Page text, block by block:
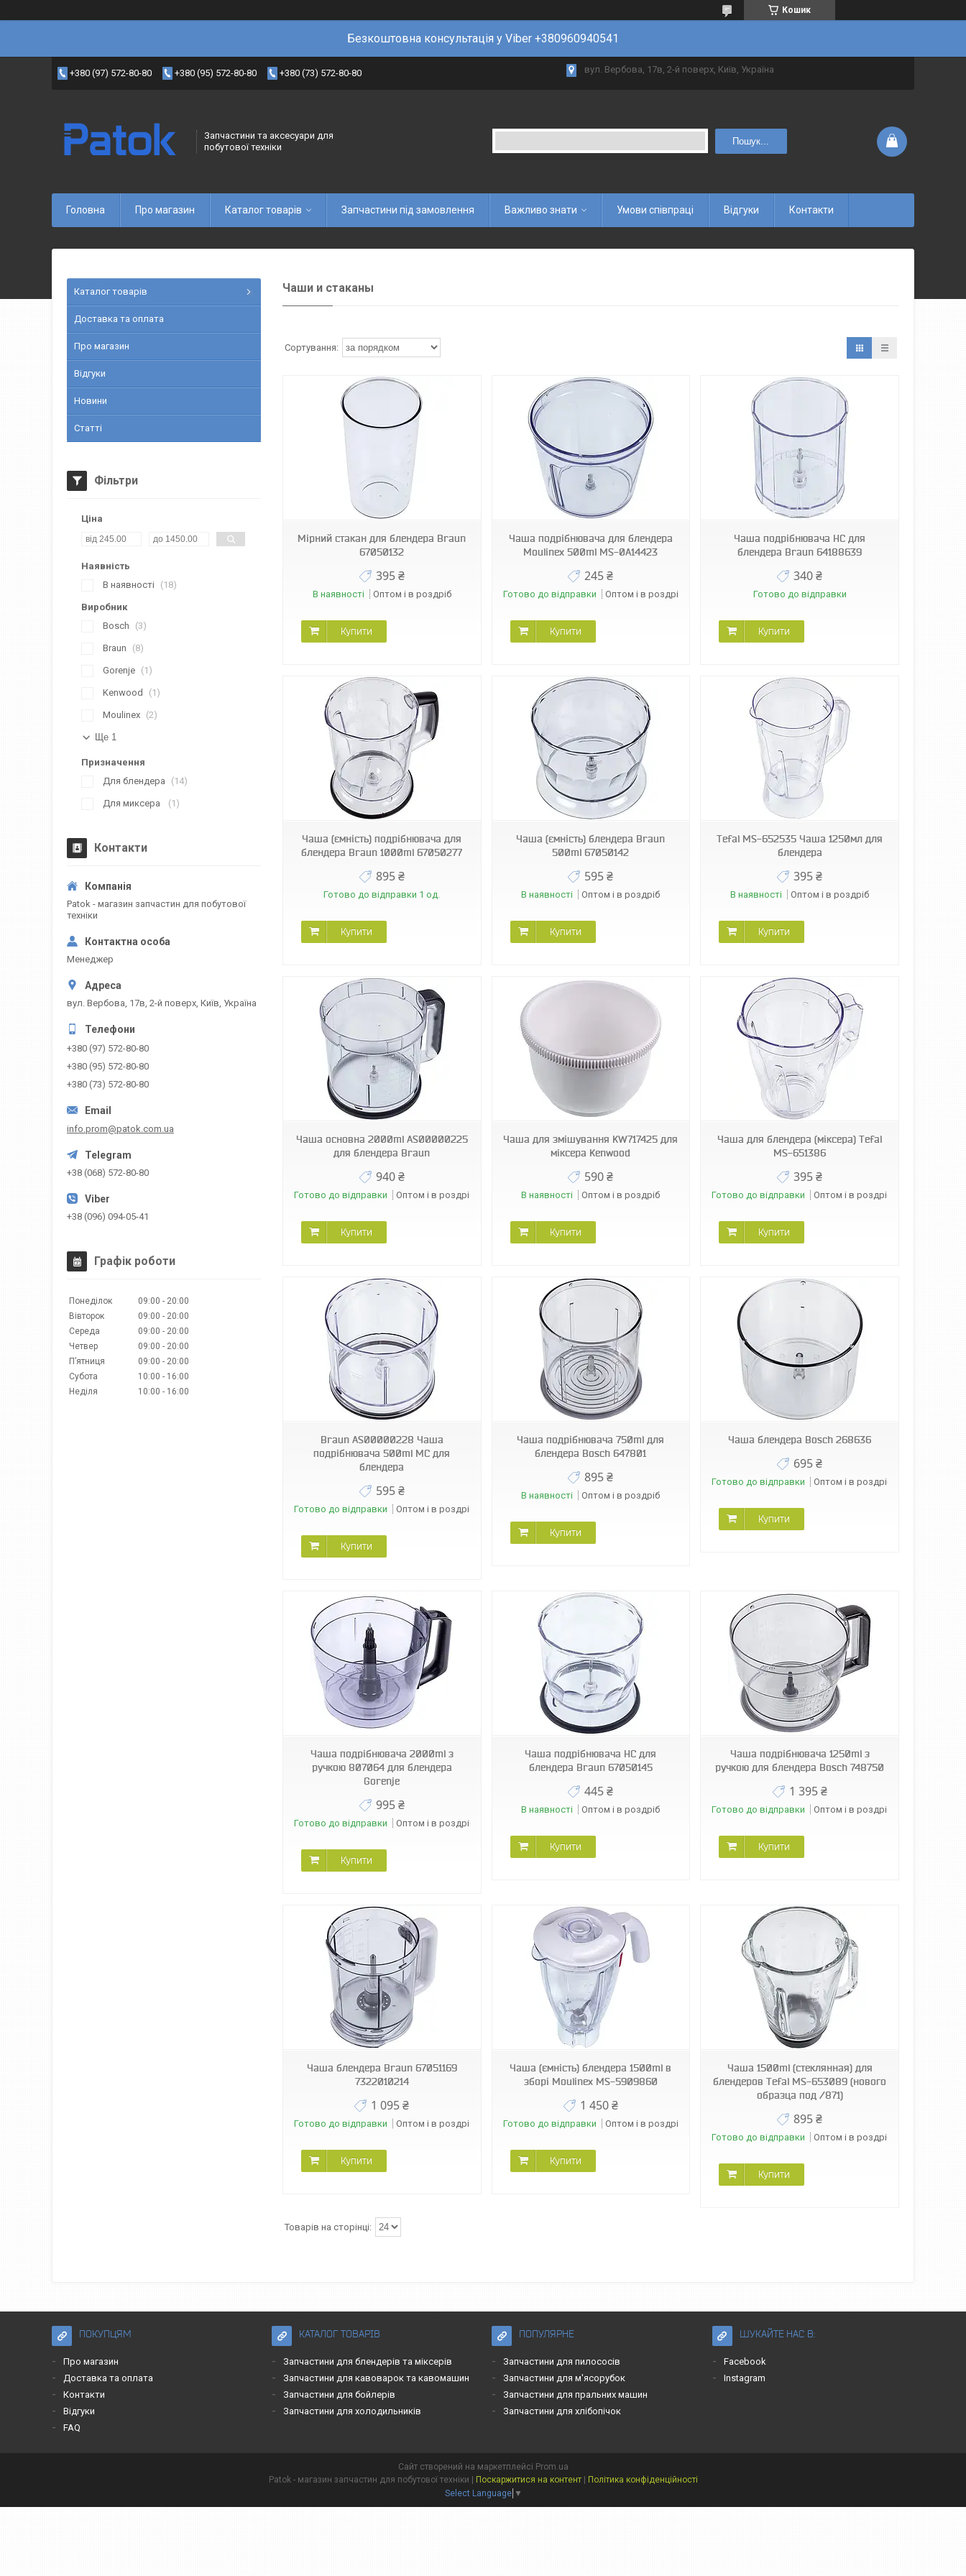
Кошик
Безкоштовна консультація у Viber +380960940541
+380 (97) 572-80-80 +380 (95) 572-80-80 +380 (73) 572-80-80 вул. Вербова, 17в, 2-й поверх, Київ, Україна
Запчастини та аксесуари для
побутової техніки
Пошук...
Головна Про магазин Каталог товарів Запчастини під замовлення Важливо знати Умови співпраці Відгуки Контакти
Чаши и стаканы
Мірний стакан для блендера Braun
67050132
395 ₴
В наявності Оптом і в роздріб
Купити
Чаша подрібнювача для блендера
Moulinex 500ml MS-0A14423
245 ₴
Готово до відправки Оптом і в роздріб
Купити
07010
Чаша подрібнювача HC для
блендера Braun 64188639
340 ₴
Готово до відправки
Купити
Чаша (ємність) подрібнювача для
блендера Braun 1000ml 67050277
895 ₴
Готово до відправки 1 од.
Купити
02360
Чаша (ємність) блендера Braun
500ml 67050142
595 ₴
В наявності Оптом і в роздріб
Купити
41758
Tefal MS-652535 Чаша 1250мл для
блендера
395 ₴
В наявності Оптом і в роздріб
Купити
Чаша основна 2000ml AS00000225
для блендера Braun
940 ₴
Готово до відправки Оптом і в роздріб
Купити
38216
Чаша для змішування KW717425 для
міксера Kenwood
590 ₴
В наявності Оптом і в роздріб
Купити
38162
Чаша для блендера (міксера) Tefal
MS-651386
395 ₴
Готово до відправки Оптом і в роздріб
Купити
Braun AS00000228 Чаша
подрібнювача 500ml MC для
блендера
595 ₴
Готово до відправки Оптом і в роздріб
Купити
09251
Чаша подрібнювача 750ml для
блендера Bosch 647801
895 ₴
В наявності Оптом і в роздріб
Купити
09243
Чаша блендера Bosch 268636
695 ₴
Готово до відправки Оптом і в роздріб
Купити
Чаша подрібнювача 2000ml з
ручкою 807064 для блендера
Gorenje
995 ₴
Готово до відправки Оптом і в роздріб
Купити
01966
Чаша подрібнювача HC для
блендера Braun 67050145
445 ₴
В наявності Оптом і в роздріб
Купити
14354
Чаша подрібнювача 1250ml з
ручкою для блендера Bosch 748750
1 395 ₴
Готово до відправки Оптом і в роздріб
Купити
Чаша блендера Braun 67051169
7322010214
1 095 ₴
Готово до відправки Оптом і в роздріб
Купити
04095
Чаша (ємність) блендера 1500ml в
зборі Moulinex MS-5909860
1 450 ₴
Готово до відправки Оптом і в роздріб
Купити
Чаша 1500ml (стеклянная) для
блендеров Tefal MS-653089 (нового
образца под /871)
895 ₴
Готово до відправки Оптом і в роздріб
Купити
Каталог товарів
Доставка та оплата
Про магазин
Відгуки
Новини
Статті
Фільтри
Ціна
Наявність
В наявності
18
Виробник
Bosch
3
Braun 8
Gorenje 1
Kenwood 1
Moulinex 2
Ще 1
Призначення
Для блендера
14
Для миксера 1
Контакти
Patok - магазин запчастин для побутової
техніки
Менеджер
вул. Вербова, 17в, 2-й поверх, Київ, Україна
+380 (97) 572-80-80
+380 (95) 572-80-80
+380 (73) 572-80-80
info.prom@patok.com.ua
+38 (068) 572-80-80
+38 (096) 094-05-41
Графік роботи
Понеділок 09:00
20:00
Вівторок
09:00
20:00
Середа
09:00
20:00
Четвер
09:00
20:00
Пʼятниця
09:00
20:00
Субота
10:00
16:00
Неділя
10:00 16:00
ПОКУПЦЯМ
Про магазин
Доставка та оплата
Контакти
Відгуки
FAQ
КАТАЛОГ ТОВАРІВ
Запчастини для блендерів та міксерів
Запчастини для кавоварок та кавомашин
Запчастини для бойлерів
Запчастини для холодильників
ПОПУЛЯРНЕ
Запчастини для пилососів
Запчастини для м'ясорубок
Запчастини для пральних машин
Запчастини для хлібопічок
ШУКАЙТЕ НАС В:
Facebook
Instagram
Сайт створений на маркетплейсі Prom.ua
Поскаржитися на контент
Політика конфіденційності
Select Language ▼